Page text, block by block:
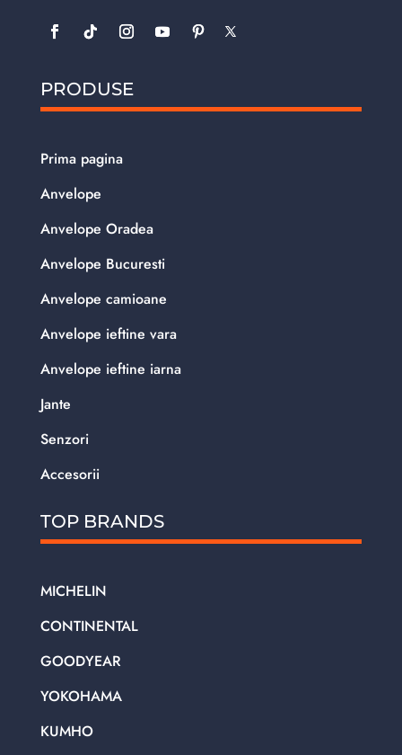
PRODUSE
Prima pagina
Anvelope
Anvelope Oradea
Anvelope Bucuresti
Anvelope camioane
Anvelope ieftine vara
Anvelope ieftine iarna
Jante
Senzori
Accesorii
TOP BRANDS
MICHELIN
CONTINENTAL
GOODYEAR
YOKOHAMA
KUMHO